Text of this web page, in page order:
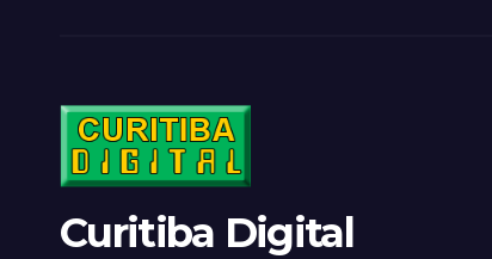
Curitiba Digital